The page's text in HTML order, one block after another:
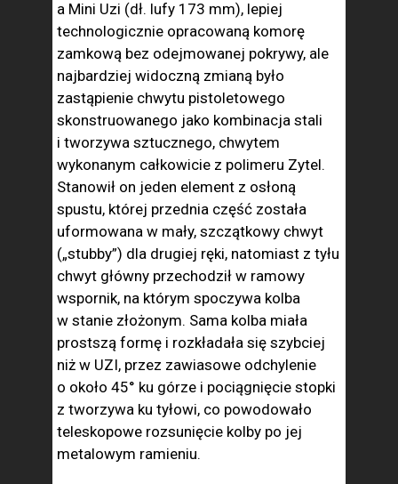
a Mini Uzi (dł. lufy 173 mm), lepiej
technologicznie opracowaną komorę
zamkową bez odejmowanej pokrywy, ale
najbardziej widoczną zmianą było
zastąpienie chwytu pistoletowego
skonstruowanego jako kombinacja stali
i tworzywa sztucznego, chwytem
wykonanym całkowicie z polimeru Zytel.
Stanowił on jeden element z osłoną
spustu, której przednia część została
uformowana w mały, szczątkowy chwyt
(„stubby”) dla drugiej ręki, natomiast z tyłu
chwyt główny przechodził w ramowy
wspornik, na którym spoczywa kolba
w stanie złożonym. Sama kolba miała
prostszą formę i rozkładała się szybciej
niż w UZI, przez zawiasowe odchylenie
o około 45° ku górze i pociągnięcie stopki
z tworzywa ku tyłowi, co powodowało
teleskopowe rozsunięcie kolby po jej
metalowym ramieniu.